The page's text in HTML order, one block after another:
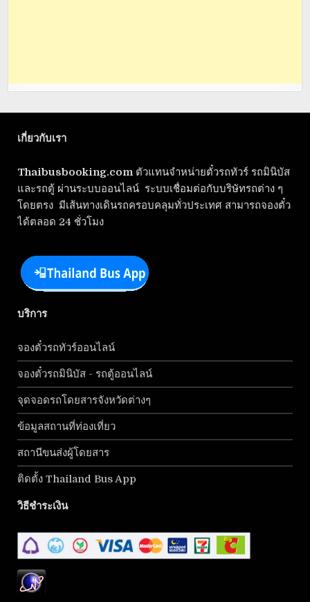
เกี่ยวกับเรา
Thaibusbooking.com ตัวแทนจำหน่ายตั๋วรถทัวร์ รถมินิบัส
และรถตู้ ผ่านระบบออนไลน์ ระบบเชื่อมต่อกับบริษัทรถต่าง ๆ
โดยตรง มีเส้นทางเดินรถครอบคลุมทั่วประเทศ สามารถจองตั๋ว
ได้ตลอด 24 ชั่วโมง
บริการ
จองตั๋วรถทัวร์ออนไลน์
จองตั๋วรถมินิบัส - รถตู้ออนไลน์
จุดจอดรถโดยสารจังหวัดต่างๆ
ข้อมูลสถานที่ท่องเที่ยว
สถานีขนส่งผู้โดยสาร
ติดตั้ง Thailand Bus App
วิธีชำระเงิน